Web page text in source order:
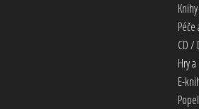
CD /
Hry
E-